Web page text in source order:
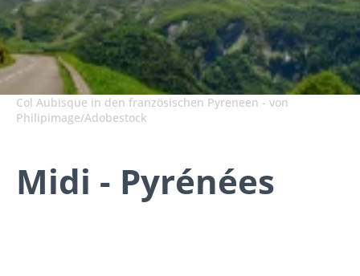
Col Aubisque in den französischen Pyreneen - von
Philipimage/Adobestock
Midi - Pyrénées